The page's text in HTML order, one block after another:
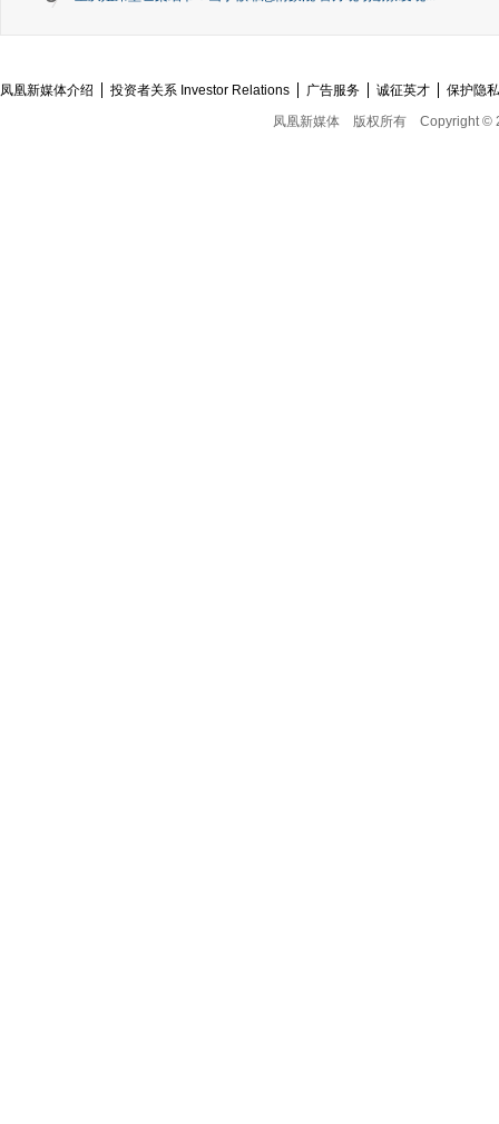
凤凰新媒体介绍 投资者关系 Investor Relations 广告服务 诚征英才
保护隐
凤凰新媒体
版权所有 Copyright ©